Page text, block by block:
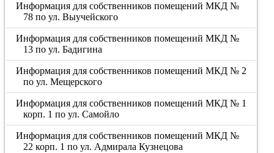
Информация для собственников помещений МКД №
78 по ул. Выучейского
Информация для собственников помещений МКД №
13 по ул. Бадигина
Информация для собственников помещений МКД № 2
по ул. Мещерского
Информация для собственников помещений МКД № 1
корп. 1 по ул. Самойло
Информация для собственников помещений МКД №
22 корп. 1 по ул. Адмирала Кузнецова